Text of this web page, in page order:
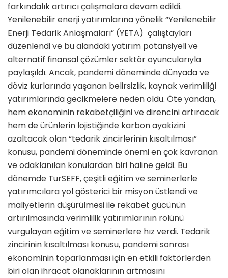
farkındalık artırıcı çalışmalara devam edildi.
Yenilenebilir enerji yatırımlarına yönelik “Yenilenebilir
Enerji Tedarik Anlaşmaları” (YETA) çalıştayları
düzenlendi ve bu alandaki yatırım potansiyeli ve
alternatif finansal çözümler sektör oyuncularıyla
paylaşıldı. Ancak, pandemi döneminde dünyada ve
döviz kurlarında yaşanan belirsizlik, kaynak verimliliği
yatırımlarında gecikmelere neden oldu. Öte yandan,
hem ekonominin rekabetçiliğini ve direncini artıracak
hem de ürünlerin lojistiğinde karbon ayakizini
azaltacak olan “tedarik zincirlerinin kısaltılması”
konusu, pandemi döneminde önemi en çok kavranan
ve odaklanılan konulardan biri haline geldi. Bu
dönemde TurSEFF, çeşitli eğitim ve seminerlerle
yatırımcılara yol gösterici bir misyon üstlendi ve
maliyetlerin düşürülmesi ile rekabet gücünün
artırılmasında verimlilik yatırımlarının rolünü
vurgulayan eğitim ve seminerlere hız verdi. Tedarik
zincirinin kısaltılması konusu, pandemi sonrası
ekonominin toparlanması için en etkili faktörlerden
biri olan ihracat olanaklarının artmasını